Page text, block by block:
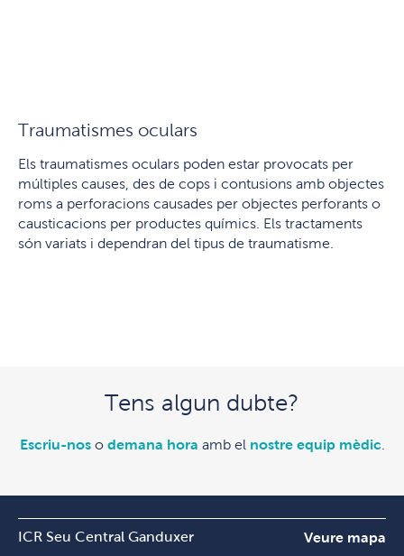
Traumatismes oculars
Els traumatismes oculars poden estar provocats per
múltiples causes, des de cops i contusions amb objectes
roms a perforacions causades per objectes perforants o
causticacions per productes químics. Els tractaments
són variats i dependran del tipus de traumatisme.
Tens algun dubte?
Escriu-noso demana hora amb el nostre equip mèdic.
ICR Seu Central Ganduxer Veure mapa